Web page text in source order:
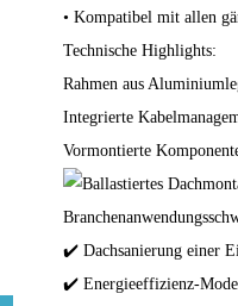
• Kompatibel mit allen
Technische Highlights:
Rahmen aus
Integrierte
Vormontierte
✔️ Dachsanierung einer
✔️ Energieeffizienz-